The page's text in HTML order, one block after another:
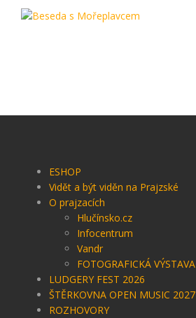
ESHOP
Vidět a být viděn na Prajzské
O prajzacích
Hlučínsko.cz
Infocentrum
Vandr
FOTOGRAFICKÁ VÝSTAVA
LUDGERY FEST 2026
ŠTĚRKOVNA OPEN MUSIC 2027
ROZHOVORY